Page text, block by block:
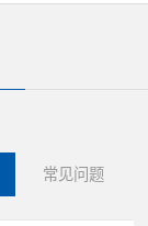
常见问题